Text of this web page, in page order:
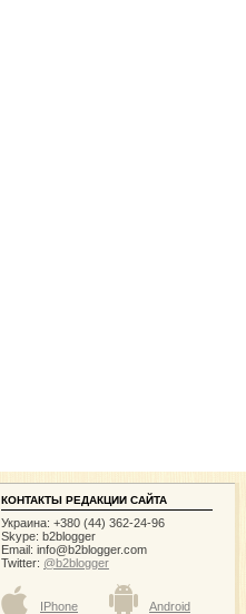
КОНТАКТЫ РЕДАКЦИИ САЙТА
Украина: +380 (44) 362-24-96
Skype: b2blogger
Email: info@b2blogger.com
Twitter: @b2blogger
IPhone Android